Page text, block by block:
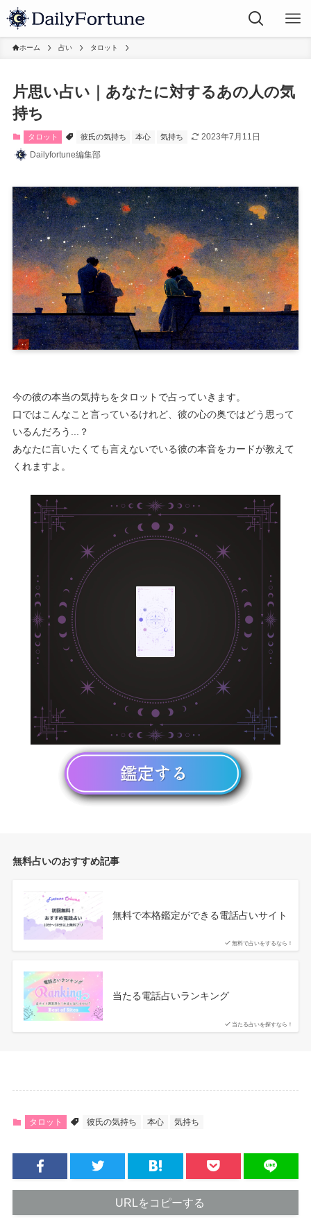
ホーム 占い タロット
片思い占い｜あなたに対するあの人の気
持ち
タロット 彼氏の気持ち 本心 気持ち
2023年7月11日
Dailyfortune編集部
今の彼の本当の気持ちをタロットで占っていきます。
口ではこんなこと言っているけれど、彼の心の奥ではどう思って
いるんだろう...？
あなたに言いたくても言えないでいる彼の本音をカードが教えて
くれますよ。
無料占いのおすすめ記事
無料で占いをするなら！
無料で本格鑑定ができる電話占いサイト
当たる占いを探すなら！
当たる電話占いランキング
タロット 彼氏の気持ち 本心 気持ち
URLをコピーする